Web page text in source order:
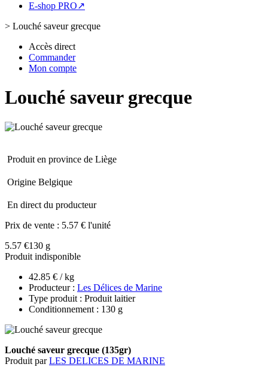
E-shop PRO↗
> Louché saveur grecque
Accès direct
Commander
Mon compte
Louché saveur grecque
Produit en province de Liège
Origine Belgique
En direct du producteur
Prix de vente : 5.57 € l'unité
5.57 €130 g
Produit indisponible
42.85 € / kg
Producteur : Les Délices de Marine
Type produit : Produit laitier
Conditionnement : 130 g
Louché saveur grecque (135gr)
Produit parLES DELICES DE MARINE